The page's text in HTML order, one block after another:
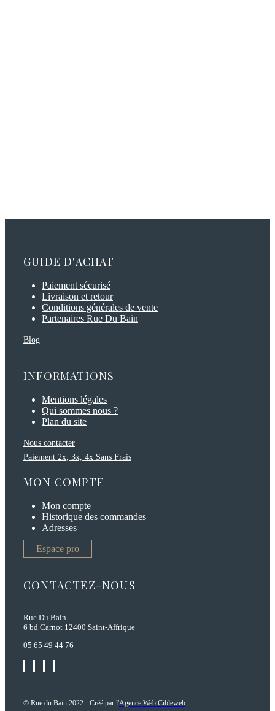
GUIDE D'ACHAT
Paiement sécurisé
Livraison et retour
Conditions générales de vente
Partenaires Rue Du Bain
Blog
INFORMATIONS
Mentions légales
Qui sommes nous ?
Plan du site
Nous contacter
Paiement 2x, 3x, 4x Sans Frais
MON COMPTE
Mon compte
Historique des commandes
Adresses
Espace pro
CONTACTEZ-NOUS
Rue Du Bain
6 bd Carnot 12400 Saint-Affrique
05 65 49 44 76
© Rue du Bain 2022 - Créé par l'Agence Web Cibleweb